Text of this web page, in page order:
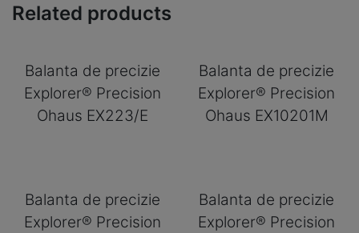
Related products
Balanta de precizie
Explorer® Precision
Ohaus EX223/E
Balanta de precizie
Explorer® Precision
Ohaus EX10201M
Balanta de precizie
Explorer® Precision
Balanta de precizie
Explorer® Precision